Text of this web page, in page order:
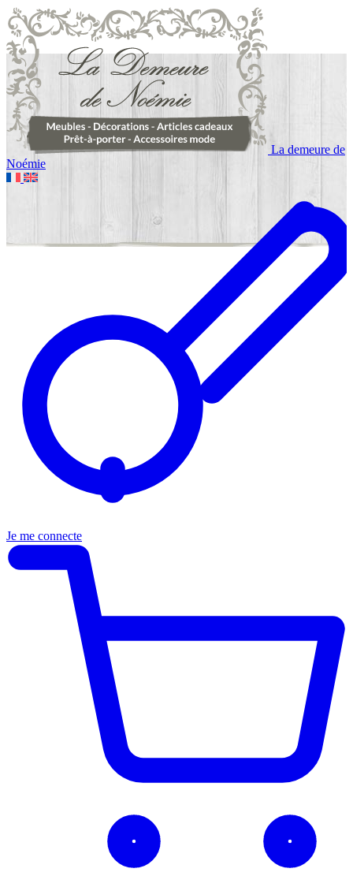
La demeure de
Noémie
Je me connecte